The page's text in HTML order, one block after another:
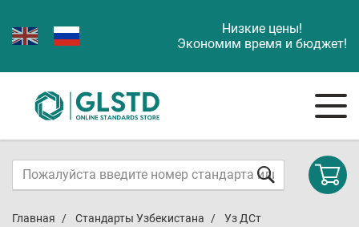
Низкие цены!
Экономим время и бюджет!
Главная Стандарты Узбекистана
Уз ДСт